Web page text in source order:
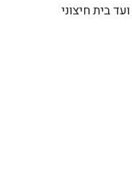
בית חיצוני